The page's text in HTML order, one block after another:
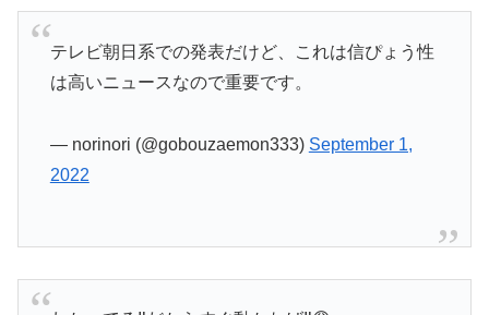
テレビ朝日系での発表だけど、これは信ぴょう性
は高いニュースなので重要です。
— norinori (@gobouzaemon333) September 1,
2022